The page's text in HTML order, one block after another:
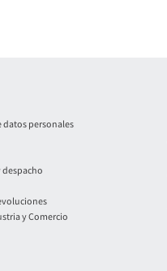
personales
y Comercio